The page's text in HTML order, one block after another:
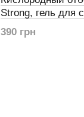
Strong, гель для
390 грн